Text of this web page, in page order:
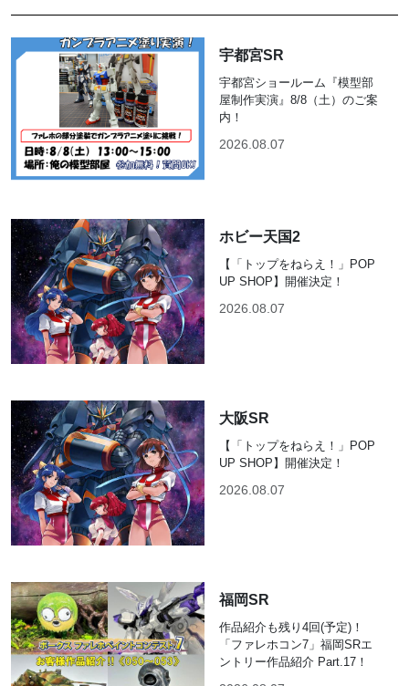
宇都宮SR
宇都宮ショールーム『模型部
屋制作実演』8/8（土）のご案
内！
2026.08.07
ホビー天国2
【「トップをねらえ！」POP
UP SHOP】開催決定！
2026.08.07
大阪SR
【「トップをねらえ！」POP
UP SHOP】開催決定！
2026.08.07
福岡SR
作品紹介も残り4回(予定)！
「ファレホコン7」福岡SRエ
ントリー作品紹介 Part.17！